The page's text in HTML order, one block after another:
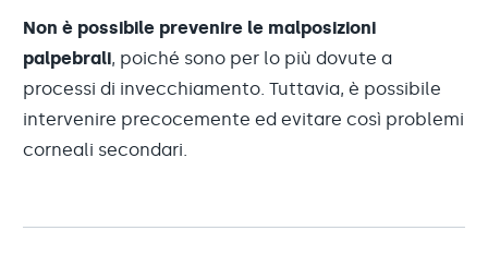
Non è possibile prevenire le malposizioni
palpebrali, poiché sono per lo più dovute a
processi di invecchiamento. Tuttavia, è possibile
intervenire precocemente ed evitare così problemi
corneali secondari.